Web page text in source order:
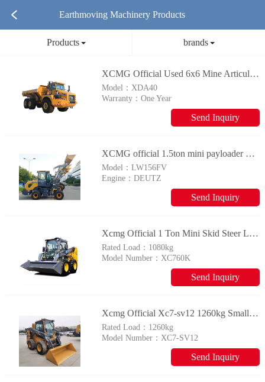
Earthmoving Machinery Products
Products brands
XCMG Official Used 6x6 Mine Articulated Dump Truck 40ton Mining Truck XDA40
Model：XDA40
Warranty：One Year
Send Inquiry
XCMG official 1.5ton mini payloader LW156FV with 0.7m3 bucket price
Model：LW156FV
Engine：DEUTZ
Send Inquiry
Xcmg Official 1 Ton Mini Skid Steer Loader Xc760k
Rated Load： 1080kg
Model Number：XC760K
Send Inquiry
Xcmg Official Xc7-sv12 1260kg Small Skid Steer Loader With Epa
Rated Load： 1260kg
Model Number：XC7-SV12
Send Inquiry